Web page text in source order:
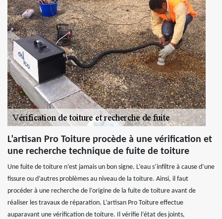
L’artisan Pro Toiture procède à une vérification et
une recherche technique de fuite de toiture
Une fuite de toiture n’est jamais un bon signe. L’eau s’infiltre à cause d’une
fissure ou d’autres problèmes au niveau de la toiture. Ainsi, il faut
procéder à une recherche de l’origine de la fuite de toiture avant de
réaliser les travaux de réparation. L’artisan Pro Toiture effectue
auparavant une vérification de toiture. Il vérifie l’état des joints,